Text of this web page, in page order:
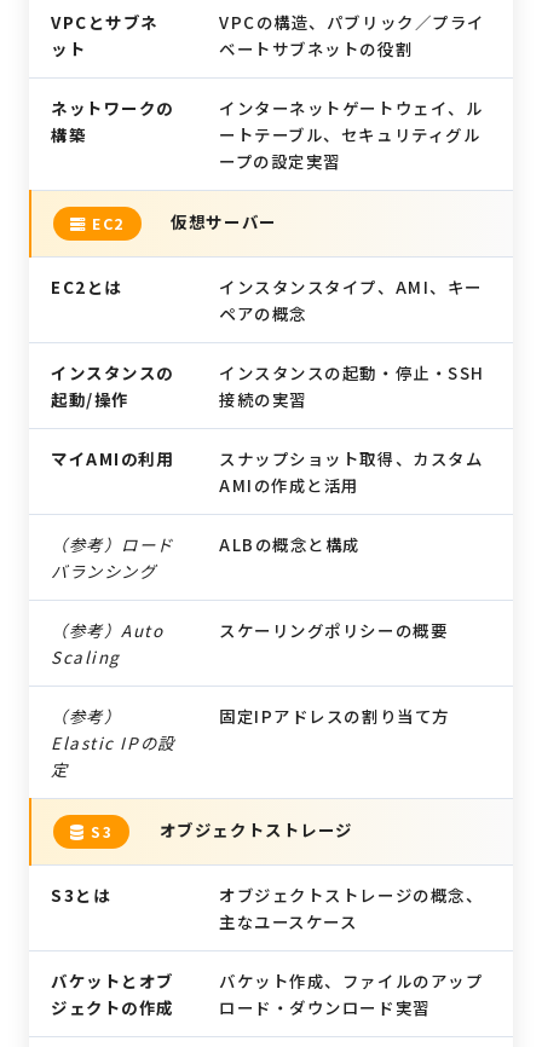
VPCとサブネ
ット
VPCの構造、パブリック／プライ
ベートサブネットの役割
ネットワークの
構築
インターネットゲートウェイ、ル
ートテーブル、セキュリティグル
ープの設定実習
EC2 仮想サーバー
EC2とは
インスタンスタイプ、AMI、キー
ペアの概念
インスタンスの
起動/操作
インスタンスの起動・停止・SSH
接続の実習
マイAMIの利用
スナップショット取得、カスタム
AMIの作成と活用
（参考）ロード
バランシング
ALBの概念と構成
（参考）Auto
Scaling
スケーリングポリシーの概要
（参考）
Elastic IPの設
定
固定IPアドレスの割り当て方
S3 オブジェクトストレージ
S3とは
オブジェクトストレージの概念、
主なユースケース
バケットとオブ
ジェクトの作成
バケット作成、ファイルのアップ
ロード・ダウンロード実習